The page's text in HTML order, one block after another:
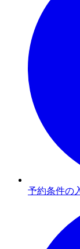
予約条件の